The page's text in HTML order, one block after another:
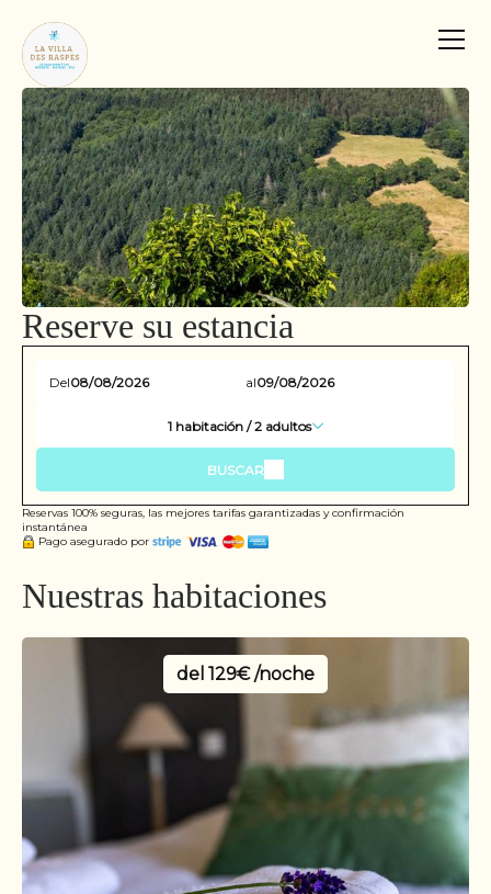
Reserve su estancia
Del al
1 habitación /2 adultos
BUSCAR
Reservas 100% seguras, las mejores tarifas garantizadas y confirmación
instantánea
Pago asegurado por
Nuestras habitaciones
del 129€ /noche